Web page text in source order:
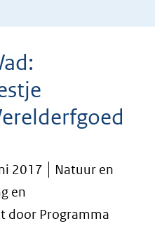
2017
Natuur en
en
door Programma